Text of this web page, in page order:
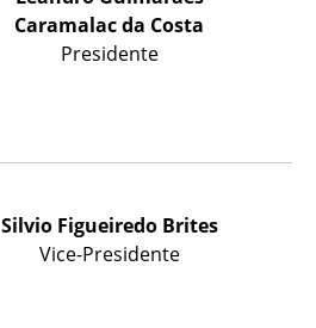
Caramalac da Costa
Presidente
Silvio Figueiredo Brites
Vice-Presidente